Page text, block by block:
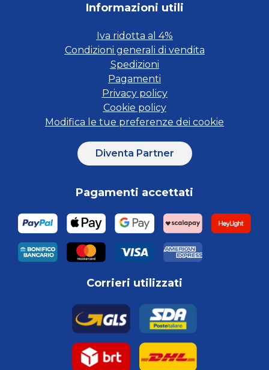
Informazioni utili
Iva ridotta al 4%
Condizioni generali di vendita
Spedizioni
Pagamenti
Privacy policy
Cookie policy
Modifica le tue preferenze dei cookie
Diventa Partner
Pagamenti accettati
Corrieri utilizzati